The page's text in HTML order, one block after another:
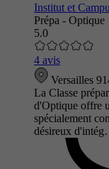
Institut et
Prépa - Optique
5.0
4 avis
Versailles
La Classe
d'Optique offre
spécialement
désireux